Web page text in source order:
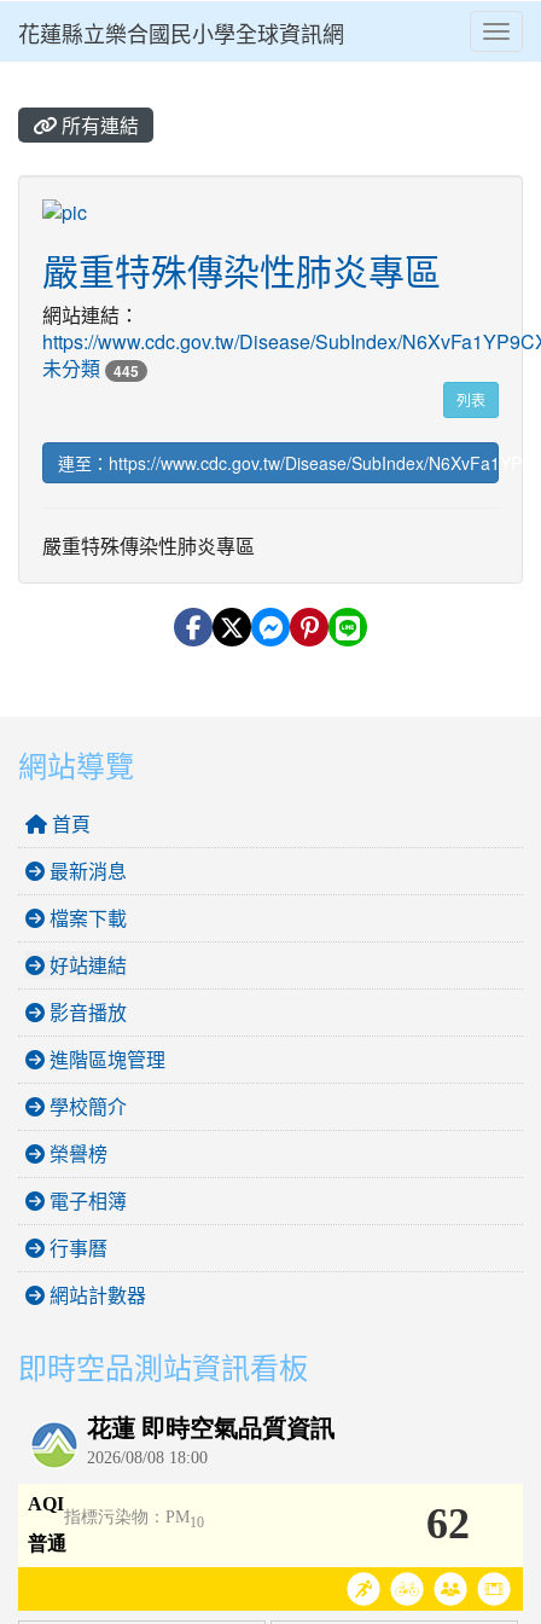
⏸
花蓮縣立樂合國民小學全球資訊網
所有連結
嚴重特殊傳染性肺炎專區
網站連結：
https://www.cdc.gov.tw/Disease/SubIndex/
未分類
445
列表
連至：https://www.cdc.gov.tw/Disease/SubIndex/
嚴重特殊傳染性肺炎專區
網站導覽
首頁
最新消息
檔案下載
好站連結
影音播放
進階區塊管理
學校簡介
榮譽榜
電子相簿
行事曆
網站計數器
即時空品測站資訊看板